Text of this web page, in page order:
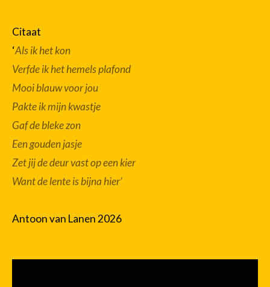
Citaat
‘Als ik het kon
Verfde ik het hemels plafond
Mooi blauw voor jou
Pakte ik mijn kwastje
Gaf de bleke zon
Een gouden jasje
Zet jij de deur vast op een kier
Want de lente is bijna hier’
Antoon van Lanen 2026